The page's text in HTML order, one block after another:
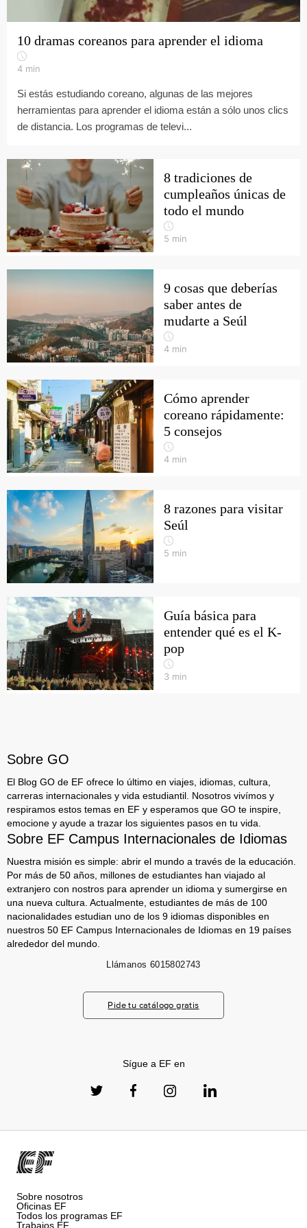
10 dramas coreanos para aprender el idioma
4 min
Si estás estudiando coreano, algunas de las mejores
herramientas para aprender el idioma están a sólo unos clics
de distancia. Los programas de televi...
8 tradiciones de
cumpleaños únicas de
todo el mundo
5 min
9 cosas que deberías
saber antes de
mudarte a Seúl
4 min
Cómo aprender
coreano rápidamente:
5 consejos
4 min
8 razones para visitar
Seúl
5 min
Guía básica para
entender qué es el K-
pop
3 min
Sobre GO
El Blog GO de EF ofrece lo último en viajes, idiomas, cultura,
carreras internacionales y vida estudiantil. Nosotros vivímos y
respiramos estos temas en EF y esperamos que GO te inspire,
emocione y ayude a trazar los siguientes pasos en tu vida.
Sobre EF Campus Internacionales de Idiomas
Nuestra misión es simple: abrir el mundo a través de la educación.
Por más de 50 años, millones de estudiantes han viajado al
extranjero con nostros para aprender un idioma y sumergirse en
una nueva cultura. Actualmente, estudiantes de más de 100
nacionalidades estudian uno de los 9 idiomas disponibles en
nuestros 50 EF Campus Internacionales de Idiomas en 19 países
alrededor del mundo.
Llámanos 6015802743
Pide tu catálogo gratis
Sígue a EF en
Sobre nosotros
Oficinas EF
Todos los programas EF
Trabajos EF